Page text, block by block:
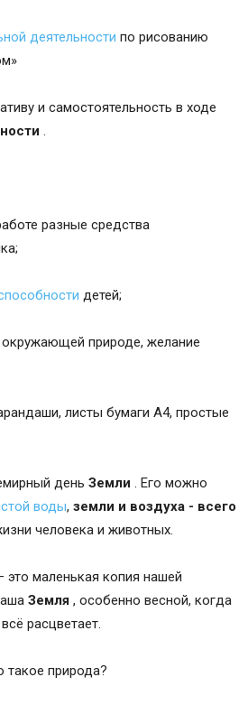
деятельности по рисованию
и самостоятельность в ходе
.
разные средства
детей;
природе, желание
листы бумаги А4, простые
день Земли . Его можно
воды, земли и воздуха - всего
человека и животных.
это маленькая копия нашей
Земля , особенно весной, когда
расцветает.
такое природа?